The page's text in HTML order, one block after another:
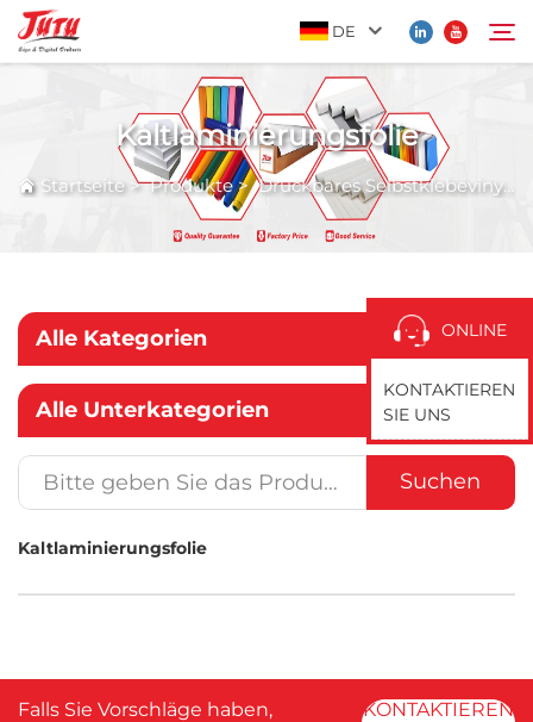
DE
Startseite
Anwendung
Nachrichten
Kontaktieren Sie Uns
Suchen
ONLINE
KONTAKTIEREN
SIE UNS
Kaltlaminierungsfolie
Startseite>Produkte>Druckbares Selbstklebevinyl
Alle Kategorien
Alle Unterkategorien
Suchen
Kaltlaminierungsfolie
Falls Sie Vorschläge haben,
KONTAKTIEREN